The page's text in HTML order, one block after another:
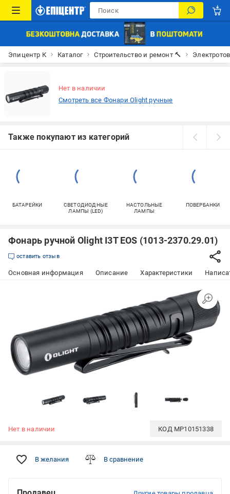
Эпицентр К Каталог Строительство и ремонт 🔨
Нет в наличии
Смотреть все Фонари Olight ручные
Также покупают из категорий
БАТАРЕЙКИ
СВЕТОДИОДНЫЕ
ЛАМПЫ (LED)
НАСТОЛЬНЫЕ
ЛАМПЫ
ПОВЕРБАНКИ
Фонарь ручной Olight I3T EOS (1013-2370.29.01)
оставить отзыв
Основная информация Описание Характеристики
Нет в наличии КОД MP10151338
В желания В сравнение